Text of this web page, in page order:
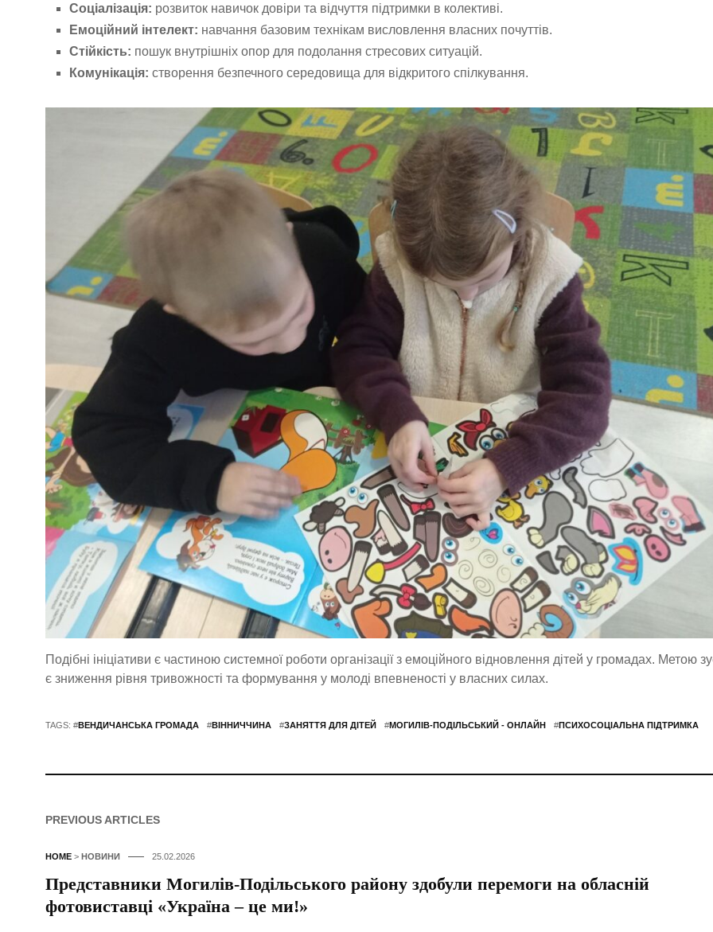
Соціалізація: розвиток навичок довіри та відчуття підтримки в колективі.
Емоційний інтелект: навчання базовим технікам висловлення власних почуттів.
Стійкість: пошук внутрішніх опор для подолання стресових ситуацій.
Комунікація: створення безпечного середовища для відкритого спілкування.
Подібні ініціативи є частиною системної роботи організації з емоційного відновлення дітей у громадах. Метою
є зниження рівня тривожності та формування у молоді впевненості у власних силах.
TAGS: #ВЕНДИЧАНСЬКА ГРОМАДА #ВІННИЧЧИНА #ЗАНЯТТЯ ДЛЯ ДІТЕЙ #МОГИЛІВ-ПОДІЛЬСЬКИЙ - ОНЛАЙН #ПСИХОСОЦІАЛЬНА ПІДТРИМКА
PREVIOUS ARTICLES
HOME > НОВИНИ 25.02.2026
Представники Могилів-Подільського району здобули перемоги на обласній
фотовиставці «Україна – це ми!»